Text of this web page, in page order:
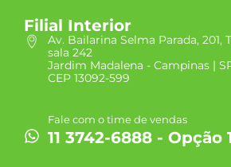
Filial Interior
Av. Bailarina Selma Parada, 201,
sala 242
Jardim Madalena - Campinas |
CEP 13092-599
Fale com o time de vendas
11 3742-6888 - Opção